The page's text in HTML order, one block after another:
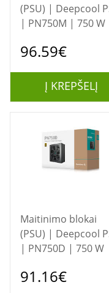
(PSU) | Deepcool PSU
| PN750M | 750 W
96.59€
Į KREPŠELĮ
Maitinimo blokai
(PSU) | Deepcool PSU
| PN750D | 750 W
91.16€